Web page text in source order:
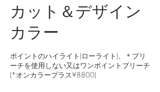
カット＆デザイン
カラー
ポイントのハイライト(ローライト)、＊ブリ
ーチを使用しない又はワンポイントブリーチ
(*オンカラープラス¥8800)